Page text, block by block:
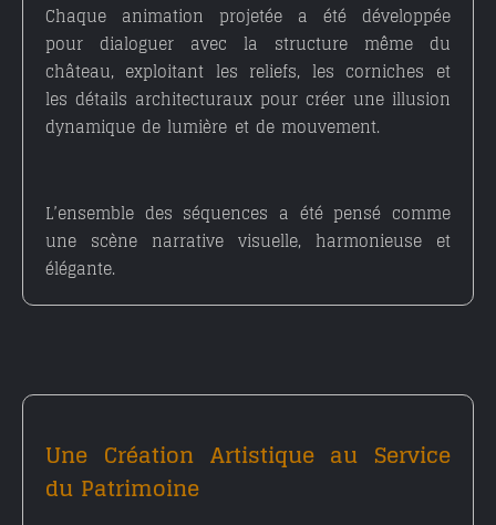
Chaque animation projetée a été développée
pour dialoguer avec la structure même du
château, exploitant les reliefs, les corniches et
les détails architecturaux pour créer une illusion
dynamique de lumière et de mouvement.
L’ensemble des séquences a été pensé comme
une scène narrative visuelle, harmonieuse et
élégante.
Une Création Artistique au Service
du Patrimoine